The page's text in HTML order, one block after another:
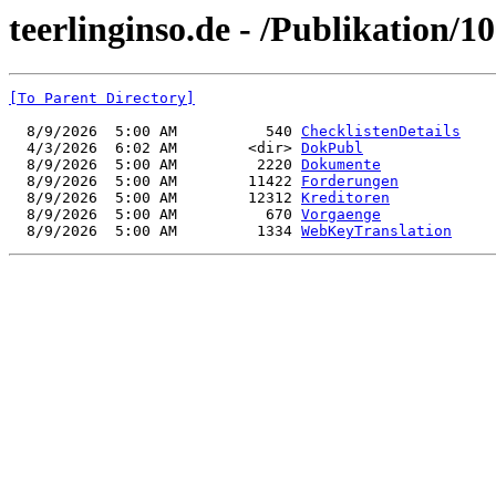
teerlinginso.de - /Publikation/
[To Parent Directory]
  8/9/2026  5:00 AM          540
ChecklistenDetails
  4/3/2026  6:02 AM        <dir>
DokPubl
  8/9/2026  5:00 AM         2220
Dokumente
  8/9/2026  5:00 AM        11422
Forderungen
  8/9/2026  5:00 AM        12312
Kreditoren
  8/9/2026  5:00 AM          670
Vorgaenge
  8/9/2026  5:00 AM         1334
WebKeyTranslation